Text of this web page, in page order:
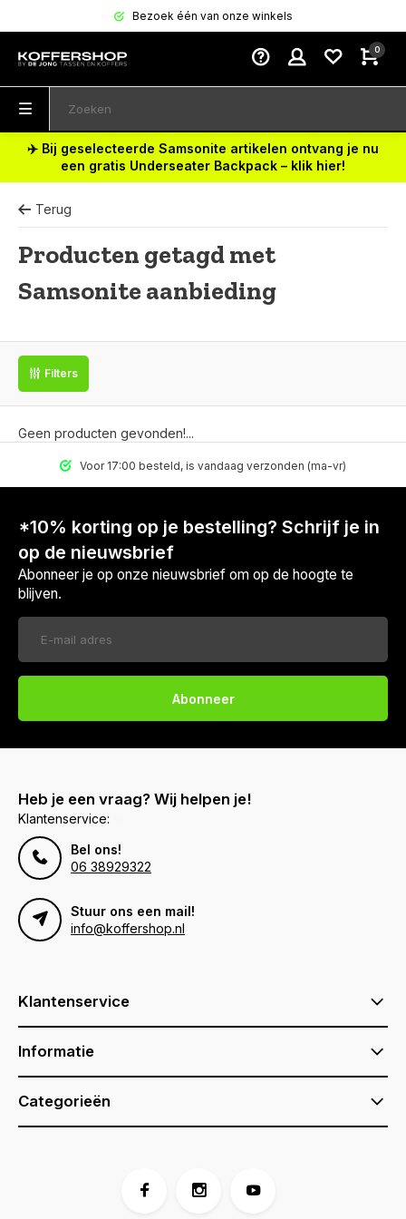
Bezoek één van onze winkels
0
✈️ Bij geselecteerde Samsonite artikelen ontvang je nu
een gratis Underseater Backpack – klik hier!
Terug
Producten getagd met
Samsonite aanbieding
Filters
Geen producten gevonden!...
Voor 17:00 besteld, is vandaag verzonden (ma-vr)
*10% korting op je bestelling? Schrijf je in
op de nieuwsbrief
Abonneer je op onze nieuwsbrief om op de hoogte te
blijven.
Abonneer
Heb je een vraag? Wij helpen je!
Klantenservice:
Bel ons!
06 38929322
Stuur ons een mail!
info@koffershop.nl
Klantenservice
Informatie
Categorieën